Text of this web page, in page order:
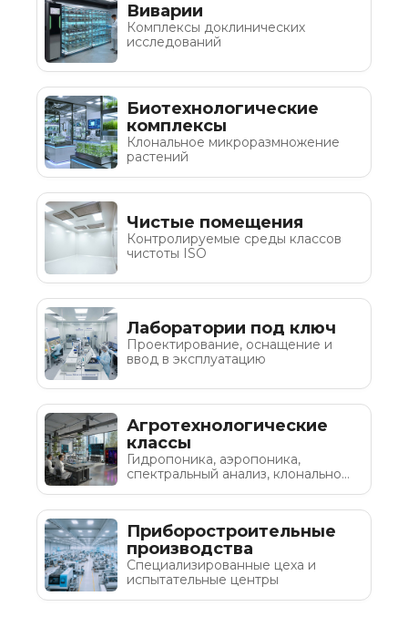
Виварии
Комплексы доклинических
исследований
Биотехнологические
комплексы
Клональное микроразмножение
растений
Чистые помещения
Контролируемые среды классов
чистоты ISO
Лаборатории под ключ
Проектирование, оснащение и
ввод в эксплуатацию
Агротехнологические
классы
Гидропоника, аэропоника,
спектральный анализ, клональное
Приборостроительные
производства
Специализированные цеха и
испытательные центры